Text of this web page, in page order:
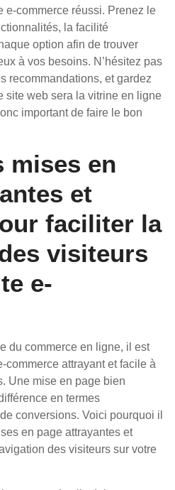
e-commerce réussi. Prenez le
la facilité
option afin de trouver
à vos besoins. N’hésitez pas
recommandations, et gardez
site web sera la vitrine en ligne
important de faire le bon
mises en
et
faciliter la
visiteurs
e-
du commerce en ligne, il est
commerce attrayant et facile à
Une mise en page bien
en termes
conversions. Voici pourquoi il
en page attrayantes et
des visiteurs sur votre